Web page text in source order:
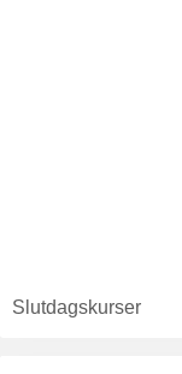
Slutdagskurser